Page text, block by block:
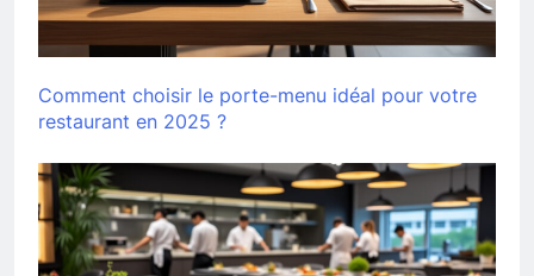
Comment choisir le porte-menu idéal pour votre
restaurant en 2025 ?